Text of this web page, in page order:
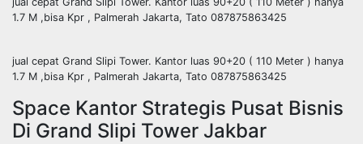
1.7 M ,bisa Kpr , Palmerah Jakarta, Tato 087875863425
jual cepat Grand Slipi Tower. Kantor luas 90+20 ( 110 Meter ) hanya
1.7 M ,bisa Kpr , Palmerah Jakarta, Tato 087875863425
Space Kantor Strategis Pusat Bisnis
Di Grand Slipi Tower Jakbar